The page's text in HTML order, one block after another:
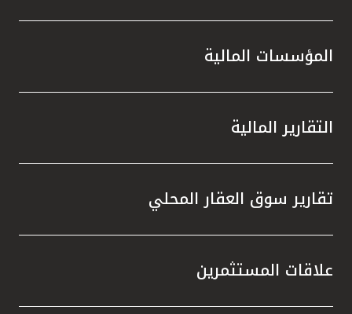
المؤسسات المالية
التقارير المالية
تقارير سوق العقار المحلي
علاقات المستثمرين